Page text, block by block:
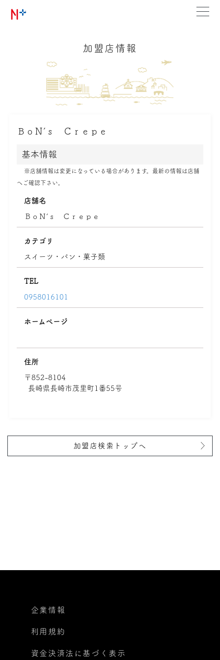
加盟店情報
ＢｏＮ’ｓ Ｃｒｅｐｅ
基本情報
※店舗情報は変更になっている場合があります。最新の情報は店舗
へご確認下さい。
店舗名
ＢｏＮ’ｓ Ｃｒｅｐｅ
カテゴリ
スイーツ・パン・菓子類
TEL
0958016101
ホームページ
住所
〒852-8104
長崎県長崎市茂里町1番55号
加盟店検索トップへ
企業情報
利用規約
資金決済法に基づく表示